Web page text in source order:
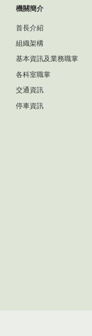
機關簡介
首長介紹
組織架構
基本資訊及業務職掌
各科室職掌
交通資訊
停車資訊